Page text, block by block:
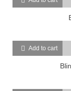
Add to cart